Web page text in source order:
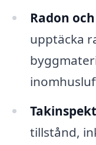
Radon
upptäcka
tillstånd,